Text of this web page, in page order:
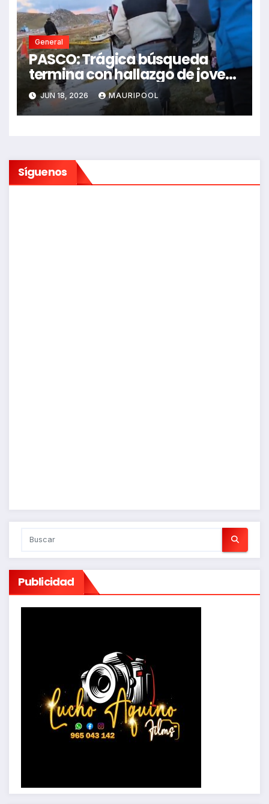
General
PASCO: Trágica búsqueda
termina con hallazgo de joven
sin vida en Rancas
JUN 18, 2026 MAURIPOOL
Síguenos
Publicidad